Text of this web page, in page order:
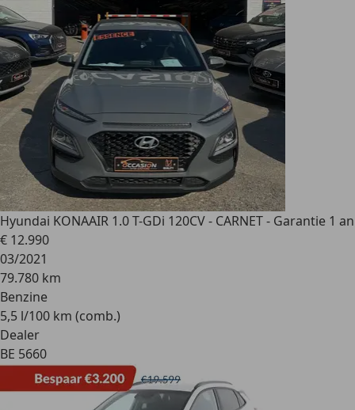
Hyundai KONAAIR 1.0 T-GDi 120CV - CARNET - Garantie 1 an
€ 12.990
03/2021
79.780 km
Benzine
5,5 l/100 km (comb.)
Dealer
BE 5660